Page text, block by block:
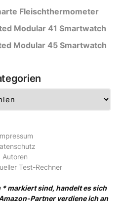
Fleischthermometer
Modular 41 Smartwatch
Modular 45 Smartwatch
Autoren
Test-Rechner
* markiert sind, handelt es sich
Partner verdiene ich an